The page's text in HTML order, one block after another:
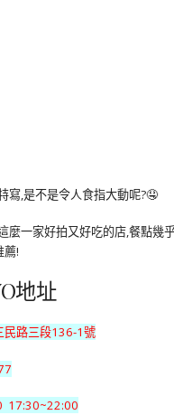
寫,是不是令人食指大動呢?🤤
麼一家好拍又好吃的店,餐點幾
薦!
地址
民路三段136-1號
17:30~22:00